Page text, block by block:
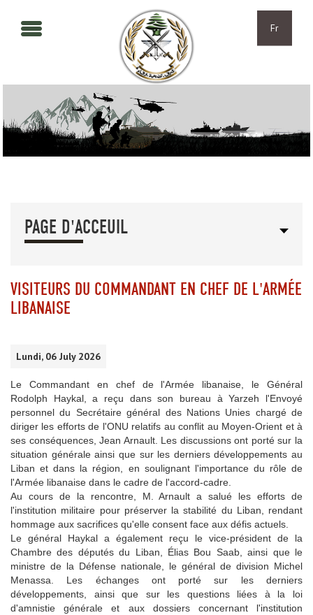
Fr
PAGE D'ACCEUIL
VISITEURS DU COMMANDANT EN CHEF DE L'ARMÉE
LIBANAISE
Lundi, 06 July 2026
Le Commandant en chef de l'Armée libanaise, le Général
Rodolph Haykal, a reçu dans son bureau à Yarzeh l'Envoyé
personnel du Secrétaire général des Nations Unies chargé de
diriger les efforts de l'ONU relatifs au conflit au Moyen-Orient et à
ses conséquences, Jean Arnault. Les discussions ont porté sur la
situation générale ainsi que sur les derniers développements au
Liban et dans la région, en soulignant l'importance du rôle de
l'Armée libanaise dans le cadre de l'accord-cadre.
Au cours de la rencontre, M. Arnault a salué les efforts de
l'institution militaire pour préserver la stabilité du Liban, rendant
hommage aux sacrifices qu'elle consent face aux défis actuels.
Le général Haykal a également reçu le vice-président de la
Chambre des députés du Liban, Élias Bou Saab, ainsi que le
ministre de la Défense nationale, le général de division Michel
Menassa. Les échanges ont porté sur les derniers
développements, ainsi que sur les questions liées à la loi
d'amnistie générale et aux dossiers concernant l'institution